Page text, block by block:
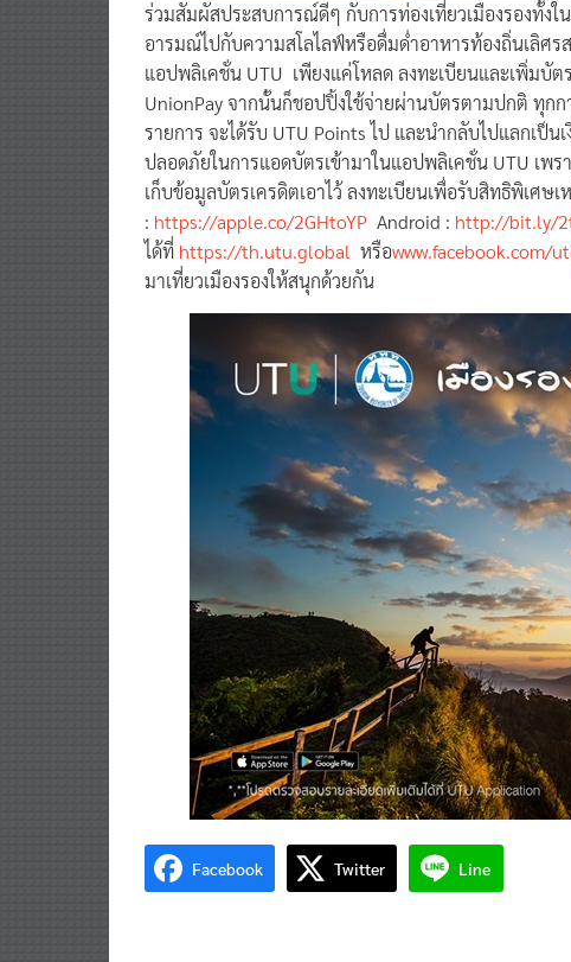
ร่วมสัมผัสประสบการณ์ดีๆ กับการท่องเที่ยวเมืองรองทั้ง
อารมณ์ไปกับความสโลไลฟ์หรือดื่มด่ำอาหารท้องถิ่นเลิศ
แอปพลิเคชั่น UTU เพียงแค่โหลด ลงทะเบียนและเพิ่มบัต
UnionPay จากนั้นก็ชอปปิ้งใช้จ่ายผ่านบัตรตามปกติ ทุก
รายการ จะได้รับ UTU Points ไป และนำกลับไปแลกเป็
ปลอดภัยในการแอดบัตรเข้ามาในแอปพลิเคชั่น UTU เพ
เก็บข้อมูลบัตรเครดิตเอาไว้ ลงทะเบียนเพื่อรับสิทธิพิเศษเ
: https://apple.co/2GHtoYP Android : http://bit.ly/
ได้ที่ https://th.utu.global หรือwww.facebook.com/
มาเที่ยวเมืองรองให้สนุกด้วยกัน
Facebook Twitter Line